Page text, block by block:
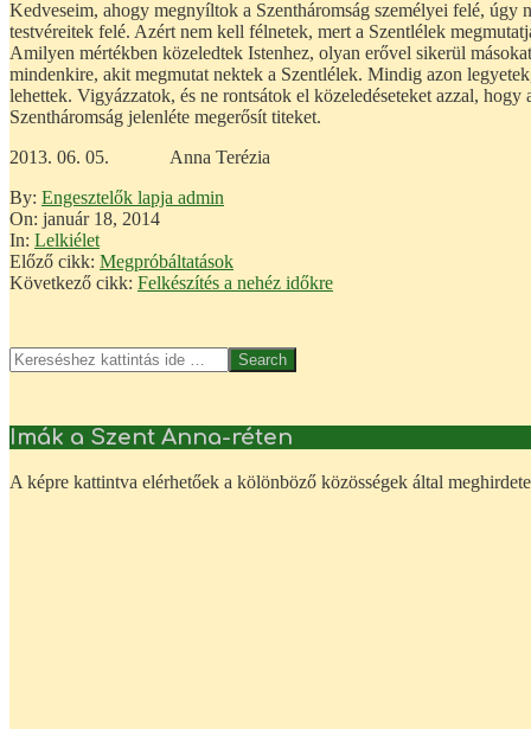
Kedveseim, ahogy megnyíltok a Szentháromság személyei felé,
testvéreitek felé. Azért nem kell félnetek, mert a Szentlélek
Amilyen mértékben közeledtek Istenhez, olyan erővel sikerül
mindenkire, akit megmutat nektek a Szentlélek. Mindig azon
lehettek. Vigyázzatok, és ne rontsátok el közeledéseteket azzal,
Szentháromság jelenléte megerősít titeket.
2013. 06. 05. Anna Terézia
2014-
01-
18
By: Engesztelők lapja admin
On: január 18, 2014
In: Lelkiélet
Előző cikk: Megpróbáltatások
Következő cikk: Felkészítés a nehéz időkre
Search
Imák a Szent Anna-réten
A képre kattintva elérhetőek a kölönböző közösségek által